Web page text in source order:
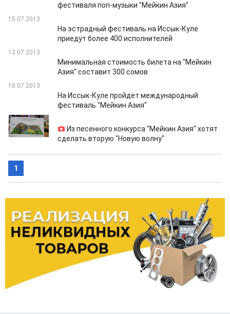
фестиваля поп-музыки "Мейкин Азия"
15.07.2013
На эстрадный фестиваль на Иссык-Куле
приедут более 400 исполнителей
12.07.2013
Минимальная стоимость билета на "Мейкин
Азия" составит 300 сомов
10.07.2013
На Иссык-Куле пройдет международный
фестиваль "Мейкин Азия"
18.06.2013
Из песенного конкурса "Мейкин Азия" хотят
сделать вторую "Новую волну"
1